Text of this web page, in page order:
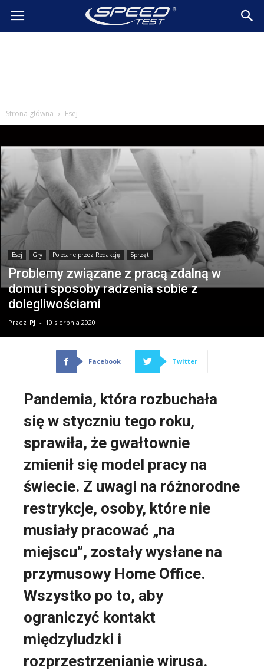
SpeedTest.pl
Strona główna Esej
Esej Gry Polecane przez Redakcję Sprzęt
Problemy związane z pracą zdalną w
domu i sposoby radzenia sobie z
dolegliwościami
Przez PJ - 10 sierpnia 2020
Facebook Twitter
Pandemia, która rozbuchała
się w styczniu tego roku,
sprawiła, że gwałtownie
zmienił się model pracy na
świecie. Z uwagi na różnorodne
restrykcje, osoby, które nie
musiały pracować „na
miejscu”, zostały wysłane na
przymusowy Home Office.
Wszystko po to, aby
ograniczyć kontakt
międzyludzki i
rozprzestrzenianie wirusa.